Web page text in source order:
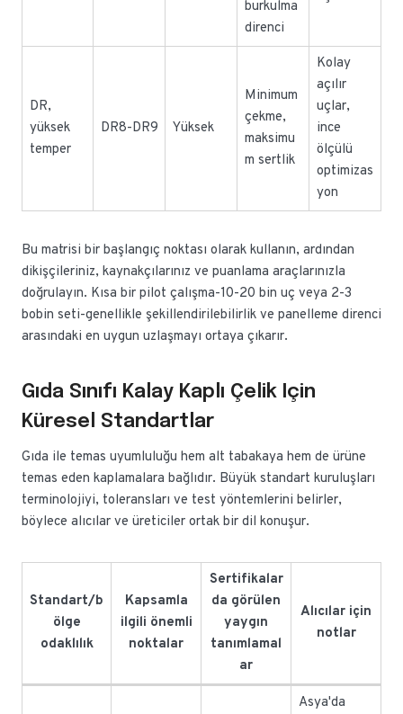
burkulma
direnci
DR,
yüksek
temper
DR8-DR9 Yüksek
Minimum
çekme,
maksimu
m sertlik
Kolay
açılır
uçlar,
ince
ölçülü
optimizas
yon
Bu matrisi bir başlangıç noktası olarak kullanın, ardından
dikişçileriniz, kaynakçılarınız ve puanlama araçlarınızla
doğrulayın. Kısa bir pilot çalışma-10-20 bin uç veya 2-3
bobin seti-genellikle şekillendirilebilirlik ve panelleme direnci
arasındaki en uygun uzlaşmayı ortaya çıkarır.
Gıda Sınıfı Kalay Kaplı Çelik Için
Küresel Standartlar
Gıda ile temas uyumluluğu hem alt tabakaya hem de ürüne
temas eden kaplamalara bağlıdır. Büyük standart kuruluşları
terminolojiyi, toleransları ve test yöntemlerini belirler,
böylece alıcılar ve üreticiler ortak bir dil konuşur.
Standart/b
ölge
odaklılık
Kapsamla
ilgili önemli
noktalar
Sertifikalar
da görülen
yaygın
tanımlamal
ar
Alıcılar için
notlar
Asya'da